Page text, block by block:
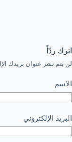
اترك ردّاً
لن يتم نشر عنوان بريدك
الاسم
البريد الإلكتروني